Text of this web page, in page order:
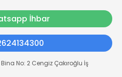
İhbar
No: 2 Cengiz Çakıroğlu İş